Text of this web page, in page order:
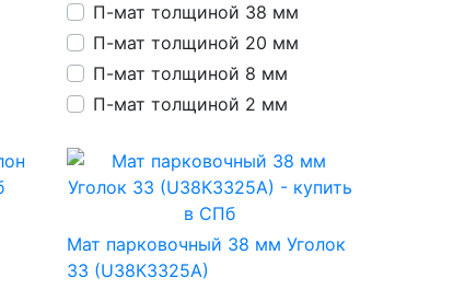
П-мат толщиной 38 мм
П-мат толщиной 20 мм
П-мат толщиной 8 мм
П-мат толщиной 2 мм
Мат парковочный 38 мм Уголок
33 (U38К3325А)